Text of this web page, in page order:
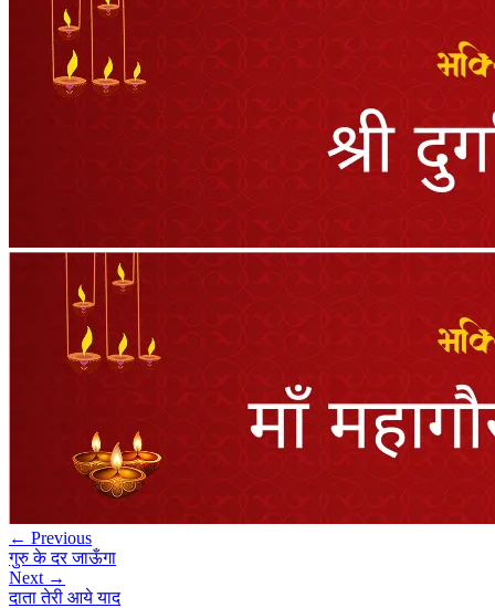
← Previous
गुरु के दर जाऊँगा
Next →
दाता तेरी आये याद